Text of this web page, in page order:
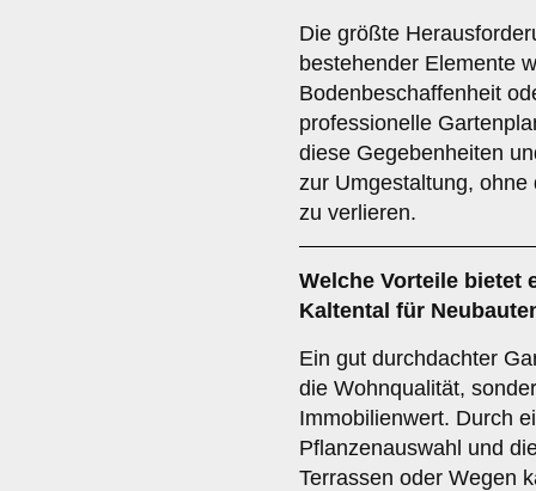
Die größte
bestehender Elemente
Bodenbeschaffenheit
professionelle
diese Gegebenheiten
zur Umgestaltung,
zu verlieren.
Welche Vorteile bietet
Kaltental für
Ein gut durchdachter
die Wohnqualität,
Immobilienwert. Durch
Pflanzenauswahl und
Terrassen oder Wegen